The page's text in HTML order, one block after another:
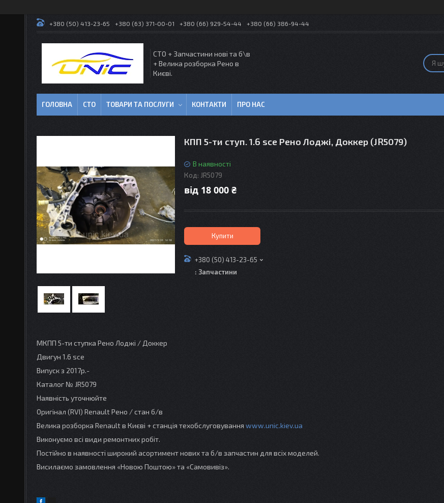
+380 (50) 413-23-65 +380 (63) 371-00-01 +380 (66) 929-54-44 +380 (66) 386-94-44
СТО + Запчастини нові та б\в
+ Велика розборка Рено в
Києві.
ГОЛОВНА СТО ТОВАРИ ТА ПОСЛУГИ КОНТАКТИ ПРО НАС
КПП 5-ти ступ. 1.6 sce Рено Лоджі, Доккер (JR5079)
В наявності
Код: JR5079
від 18 000 ₴
Купити
+380 (50) 413-23-65
: Запчастини
МКПП 5-ти ступка Рено Лоджі / Доккер
Двигун 1.6 sce
Випуск з 2017р.-
Каталог № JR5079
Наявність уточнюйте
Оригінал (RVI) Renault Рено / стан б/в
Велика розборка Renault в Києві + станція техобслуговування www.unic.kiev.ua
Виконуємо всі види ремонтних робіт.
Постійно в наявності широкий асортимент нових та б/в запчастин для всіх моделей.
Висилаємо замовлення «Новою Поштою» та «Самовивіз».